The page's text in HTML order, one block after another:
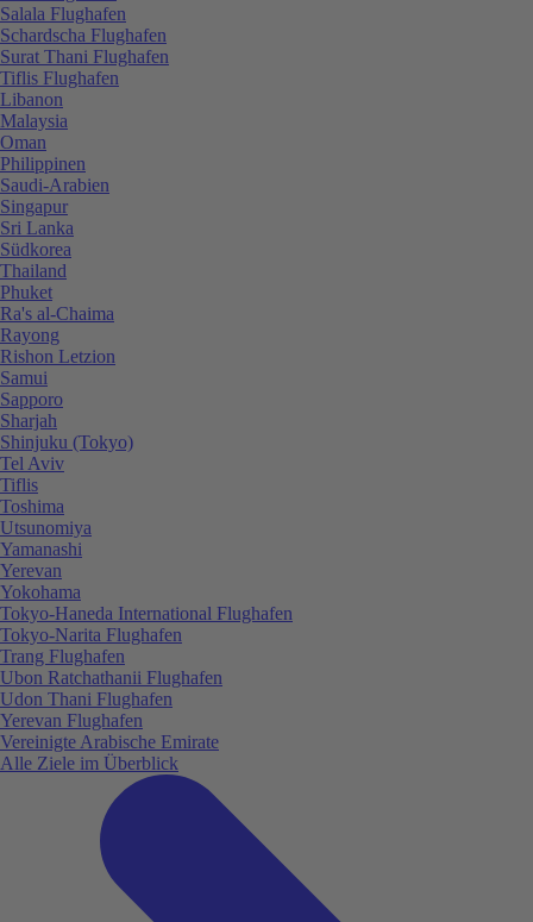
Salala Flughafen
Schardscha Flughafen
Surat Thani Flughafen
Tiflis Flughafen
Libanon
Malaysia
Oman
Philippinen
Saudi-Arabien
Singapur
Sri Lanka
Südkorea
Thailand
Phuket
Ra's al-Chaima
Rayong
Rishon Letzion
Samui
Sapporo
Sharjah
Shinjuku (Tokyo)
Tel Aviv
Tiflis
Toshima
Utsunomiya
Yamanashi
Yerevan
Yokohama
Tokyo-Haneda International Flughafen
Tokyo-Narita Flughafen
Trang Flughafen
Ubon Ratchathanii Flughafen
Udon Thani Flughafen
Yerevan Flughafen
Vereinigte Arabische Emirate
Alle Ziele im Überblick